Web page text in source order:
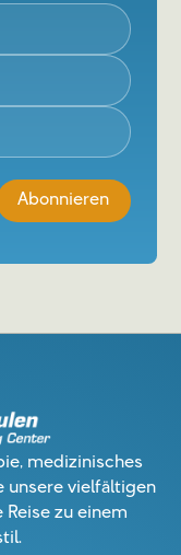
medizinisches
unsere vielfältigen
zu einem